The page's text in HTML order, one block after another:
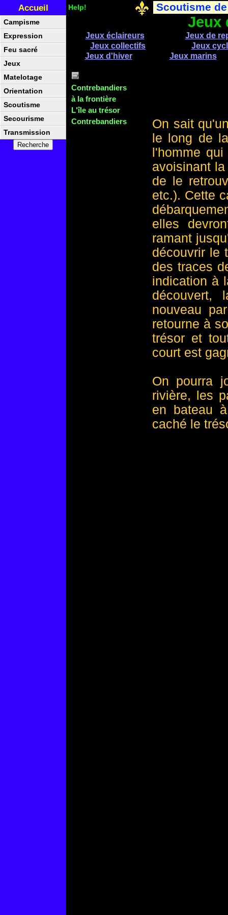
Accueil Help! Scoutisme
Jeux
Jeux éclaireurs
Jeux de
Jeux collectifs
Jeux
Jeux d'hiver
Jeux marins
Contrebandiers
à la frontière
L'île au trésor
Contrebandiers
On sait
le long de
l'homme
avoisinant
de le
etc.). Cette
elles
ramant
découvrir le
des traces
indication à
nouveau
retourne à
trésor et
court est
On pourra
rivière, les
en bateau
caché le
Campisme
Expression
Feu sacré
Jeux
Matelotage
Orientation
Scoutisme
Secourisme
Transmission